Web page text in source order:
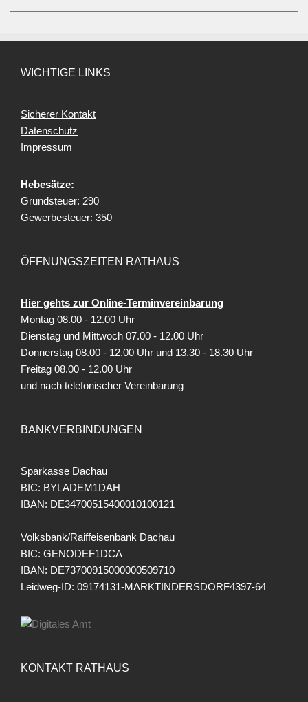
WICHTIGE LINKS
Sicherer Kontakt
Datenschutz
Impressum
Hebesätze:
Grundsteuer: 290
Gewerbesteuer: 350
ÖFFNUNGSZEITEN RATHAUS
Hier gehts zur Online-Terminvereinbarung
Montag 08.00 - 12.00 Uhr
Dienstag und Mittwoch 07.00 - 12.00 Uhr
Donnerstag 08.00 - 12.00 Uhr und 13.30 - 18.30 Uhr
Freitag 08.00 - 12.00 Uhr
und nach telefonischer Vereinbarung
BANKVERBINDUNGEN
Sparkasse Dachau
BIC: BYLADEM1DAH
IBAN: DE34700515400010100121
Volksbank/Raiffeisenbank Dachau
BIC: GENODEF1DCA
IBAN: DE73700915000000509710
Leidweg-ID: 09174131-MARKTINDERSDORF4397-64
KONTAKT RATHAUS